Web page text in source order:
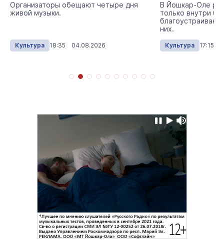
Организаторы обещают четыре дня
живой музыки.
Культура 18:35 04.08.2026
В Йошкар-Оле
только внутри
них.
Культура 17:15